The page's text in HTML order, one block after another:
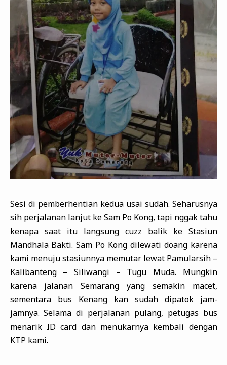
Sesi di pemberhentian kedua usai sudah. Seharusnya
sih perjalanan lanjut ke Sam Po Kong, tapi nggak tahu
kenapa saat itu langsung cuzz balik ke Stasiun
Mandhala Bakti. Sam Po Kong dilewati doang karena
kami menuju stasiunnya memutar lewat Pamularsih –
Kalibanteng – Siliwangi – Tugu Muda. Mungkin
karena jalanan Semarang yang semakin macet,
sementara bus Kenang kan sudah dipatok jam-
jamnya. Selama di perjalanan pulang, petugas bus
menarik ID card dan menukarnya kembali dengan
KTP kami.